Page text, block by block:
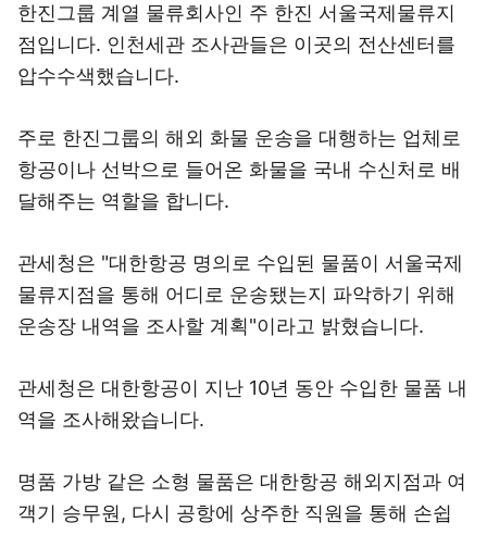
한진그룹 계열 물류회사인 주 한진 서울국제물류지
점입니다. 인천세관 조사관들은 이곳의 전산센터를
압수수색했습니다.
주로 한진그룹의 해외 화물 운송을 대행하는 업체로
항공이나 선박으로 들어온 화물을 국내 수신처로 배
달해주는 역할을 합니다.
관세청은 "대한항공 명의로 수입된 물품이 서울국제
물류지점을 통해 어디로 운송됐는지 파악하기 위해
운송장 내역을 조사할 계획"이라고 밝혔습니다.
관세청은 대한항공이 지난 10년 동안 수입한 물품 내
역을 조사해왔습니다.
명품 가방 같은 소형 물품은 대한항공 해외지점과 여
객기 승무원, 다시 공항에 상주한 직원을 통해 손쉽